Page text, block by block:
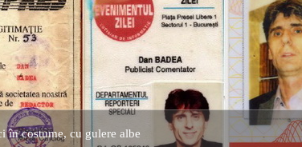
în costume, cu gulere albe
despre controversatele conturi secrete ale Securitatii.